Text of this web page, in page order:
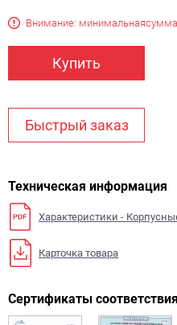
Внимание: минимальнаясумма
Купить
Быстрый заказ
Техническая информация
Характеристики -
Карточка товара
Сертификаты